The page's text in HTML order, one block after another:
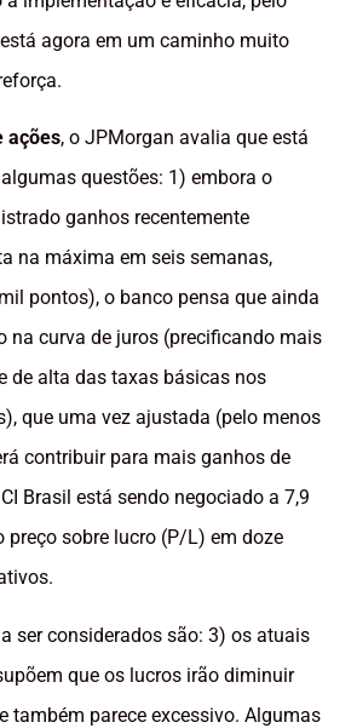
agora em um caminho muito
ações, o JPMorgan avalia que está
questões: 1) embora o
ganhos recentemente
na máxima em seis semanas,
pontos), o banco pensa que ainda
na curva de juros (precificando mais
de alta das taxas básicas nos
que uma vez ajustada (pelo menos
contribuir para mais ganhos de
Brasil está sendo negociado a 7,9
preço sobre lucro (P/L) em doze
ser considerados são: 3) os atuais
que os lucros irão diminuir
também parece excessivo. Algumas